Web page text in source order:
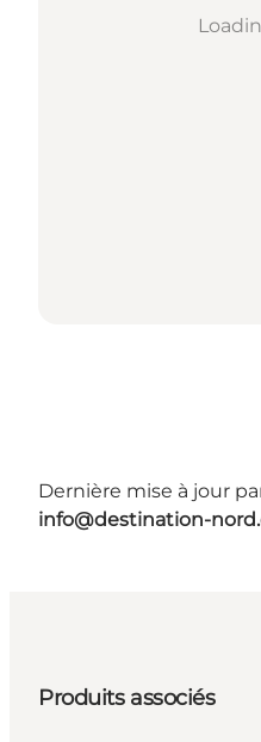
Dernière mise à jour
info@destination-
Produits associés